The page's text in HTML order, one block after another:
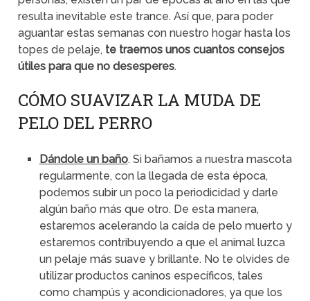
resulta inevitable este trance. Así que, para poder
aguantar estas semanas con nuestro hogar hasta los
topes de pelaje, te traemos unos cuantos consejos
útiles para que no desesperes.
CÓMO SUAVIZAR LA MUDA DE
PELO DEL PERRO
Dándole un baño. Si bañamos a nuestra mascota
regularmente, con la llegada de esta época,
podemos subir un poco la periodicidad y darle
algún baño más que otro. De esta manera,
estaremos acelerando la caída de pelo muerto y
estaremos contribuyendo a que el animal luzca
un pelaje más suave y brillante. No te olvides de
utilizar productos caninos específicos, tales
como champús y acondicionadores, ya que los